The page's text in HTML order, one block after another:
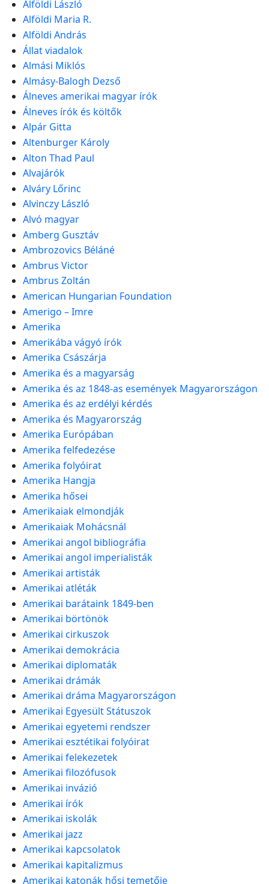
Alföldi László
Alföldi Maria R.
Alföldi András
Állat viadalok
Almási Miklós
Almásy-Balogh Dezső
Álneves amerikai magyar írók
Álneves írók és költők
Alpár Gitta
Altenburger Károly
Alton Thad Paul
Alvajárók
Alváry Lőrinc
Alvinczy László
Alvó magyar
Amberg Gusztáv
Ambrozovics Béláné
Ambrus Victor
Ambrus Zoltán
American Hungarian Foundation
Amerigo – Imre
Amerika
Amerikába vágyó írók
Amerika Császárja
Amerika és a magyarság
Amerika és az 1848-as események Magyarországon
Amerika és az erdélyi kérdés
Amerika és Magyarország
Amerika Európában
Amerika felfedezése
Amerika folyóirat
Amerika Hangja
Amerika hősei
Amerikaiak elmondják
Amerikaiak Mohácsnál
Amerikai angol bibliográfia
Amerikai angol imperialisták
Amerikai artisták
Amerikai atléták
Amerikai barátaink 1849-ben
Amerikai börtönök
Amerikai cirkuszok
Amerikai demokrácia
Amerikai diplomaták
Amerikai drámák
Amerikai dráma Magyarországon
Amerikai Egyesült Státuszok
Amerikai egyetemi rendszer
Amerikai esztétikai folyóirat
Amerikai felekezetek
Amerikai filozófusok
Amerikai invázió
Amerikai írók
Amerikai iskolák
Amerikai jazz
Amerikai kapcsolatok
Amerikai kapitalizmus
Amerikai katonák hősi temetője